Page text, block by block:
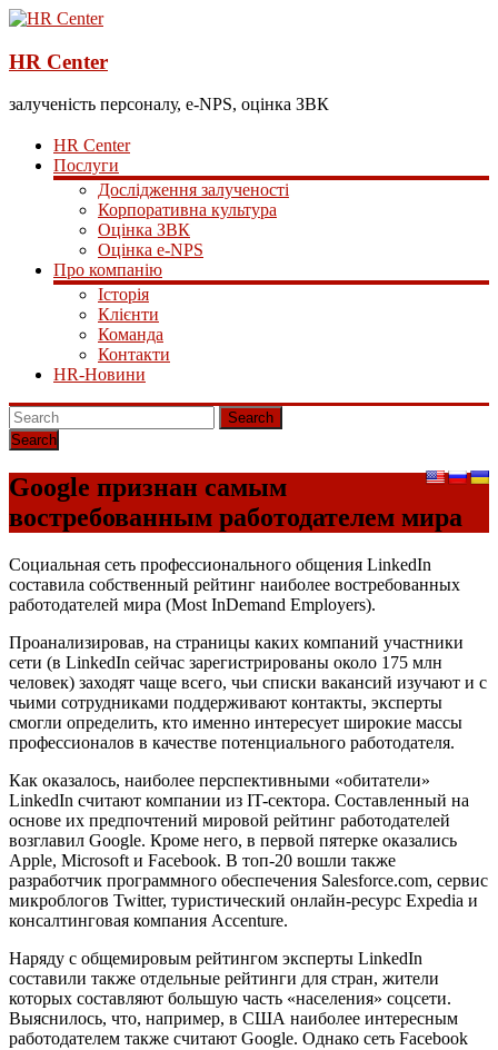
HR Center
залученість персоналу, e-NPS, оцінка ЗВК
HR Center
Послуги
Дослідження залученості
Корпоративна культура
Оцінка ЗВК
Оцінка e-NPS
Про компанію
Історія
Клієнти
Команда
Контакти
HR-Новини
Search
Google признан самым
востребованным работодателем мира
Социальная сеть профессионального общения LinkedIn
составила собственный рейтинг наиболее востребованных
работодателей мира (Most InDemand Employers).
Проанализировав, на страницы каких компаний участники
сети (в LinkedIn сейчас зарегистрированы около 175 млн
человек) заходят чаще всего, чьи списки вакансий изучают и с
чьими сотрудниками поддерживают контакты, эксперты
смогли определить, кто именно интересует широкие массы
профессионалов в качестве потенциального работодателя.
Как оказалось, наиболее перспективными «обитатели»
LinkedIn считают компании из IT-сектора. Составленный на
основе их предпочтений мировой рейтинг работодателей
возглавил Google. Кроме него, в первой пятерке оказались
Apple, Microsoft и Facebook. В топ-20 вошли также
разработчик программного обеспечения Salesforce.com, сервис
микроблогов Twitter, туристический онлайн-ресурс Expedia и
консалтинговая компания Accenture.
Наряду с общемировым рейтингом эксперты LinkedIn
составили также отдельные рейтинги для стран, жители
которых составляют большую часть «населения» соцсети.
Выяснилось, что, например, в США наиболее интересным
работодателем также считают Google. Однако сеть Facebook